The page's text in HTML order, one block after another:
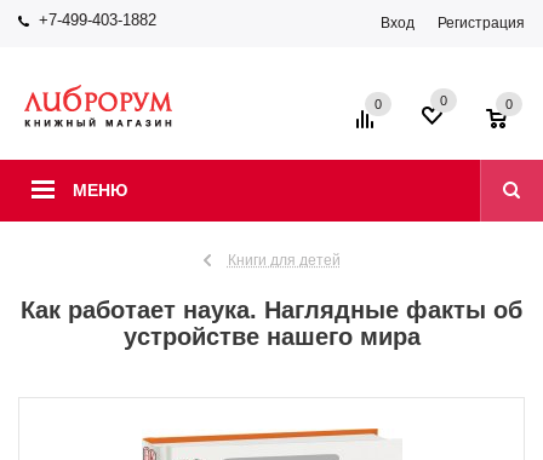
+7-499-403-1882 Вход Регистрация
МЕНЮ
0 0 0
Книги для детей
Как работает наука. Наглядные факты об
устройстве нашего мира